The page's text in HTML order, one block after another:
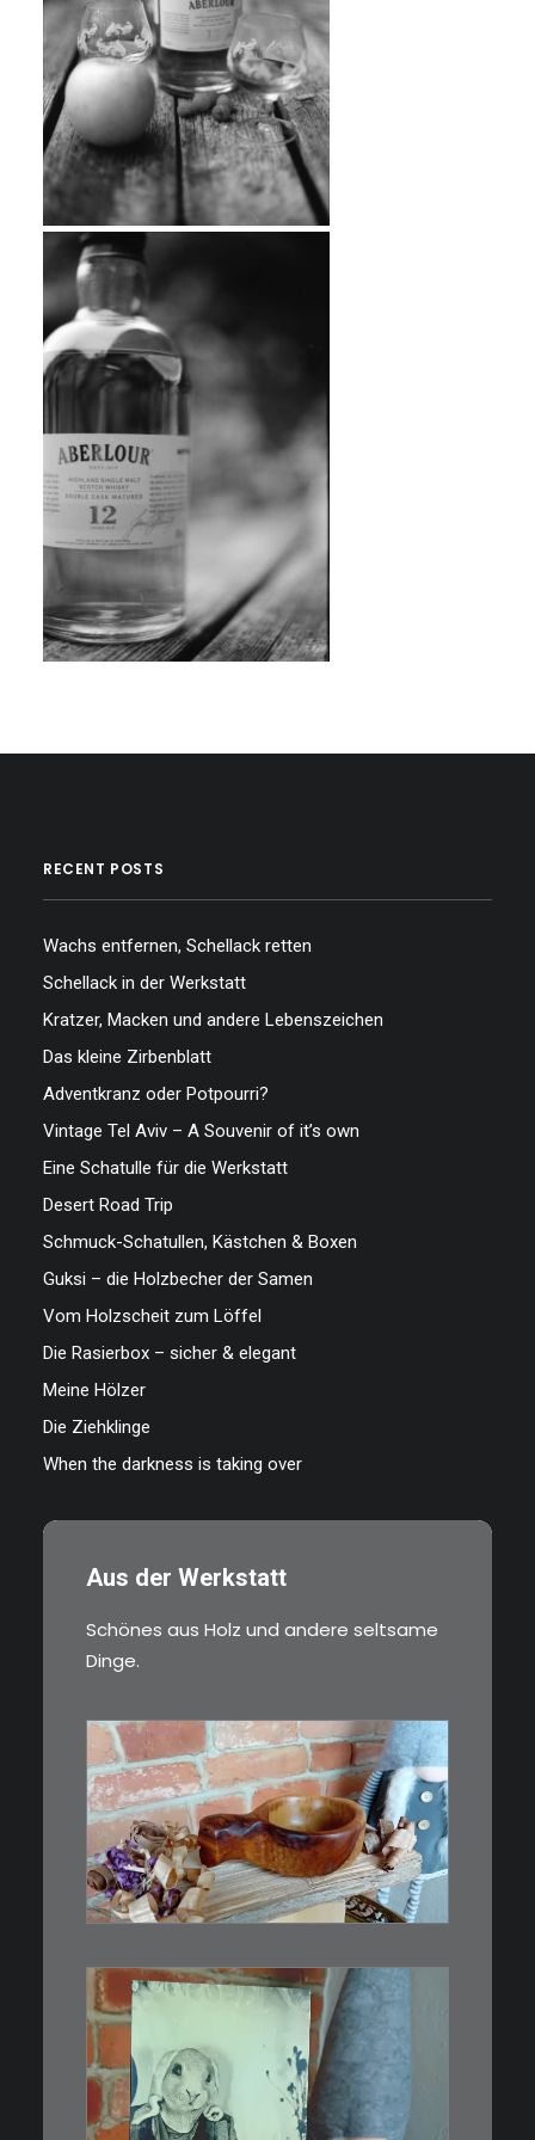
RECENT POSTS
Wachs entfernen, Schellack retten
Schellack in der Werkstatt
Kratzer, Macken und andere Lebenszeichen
Das kleine Zirbenblatt
Adventkranz oder Potpourri?
Vintage Tel Aviv – A Souvenir of it’s own
Eine Schatulle für die Werkstatt
Desert Road Trip
Schmuck-Schatullen, Kästchen & Boxen
Guksi – die Holzbecher der Samen
Vom Holzscheit zum Löffel
Die Rasierbox – sicher & elegant
Meine Hölzer
Die Ziehklinge
When the darkness is taking over
Aus der Werkstatt
Schönes aus Holz und andere seltsame
Dinge.
€15,00
Ein Holzbecher im Wikinger-Stil.
Inspiriert…
€3,00